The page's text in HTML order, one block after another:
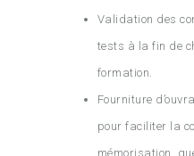
Validation des
tests à la fin de
formation.
Fourniture
pour faciliter la
mémorisation,